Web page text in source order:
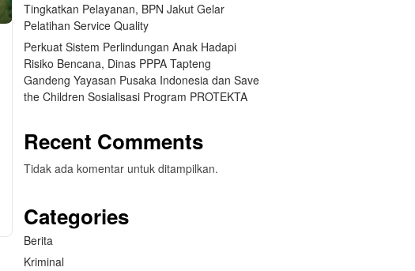
Tingkatkan Pelayanan, BPN Jakut Gelar
Pelatihan Service Quality
Perkuat Sistem Perlindungan Anak Hadapi
Risiko Bencana, Dinas PPPA Tapteng
Gandeng Yayasan Pusaka Indonesia dan Save
the Children Sosialisasi Program PROTEKTA
Recent Comments
Tidak ada komentar untuk ditampilkan.
Categories
Berita
Kriminal